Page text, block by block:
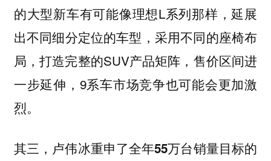
的大型新车有可能像理想L系列那样，延展
出不同细分定位的车型，采用不同的座椅布
局，打造完整的SUV产品矩阵，售价区间进
一步延伸，9系车市场竞争也可能会更加激
烈。
其三，卢伟冰重申了全年55万台销量目标的